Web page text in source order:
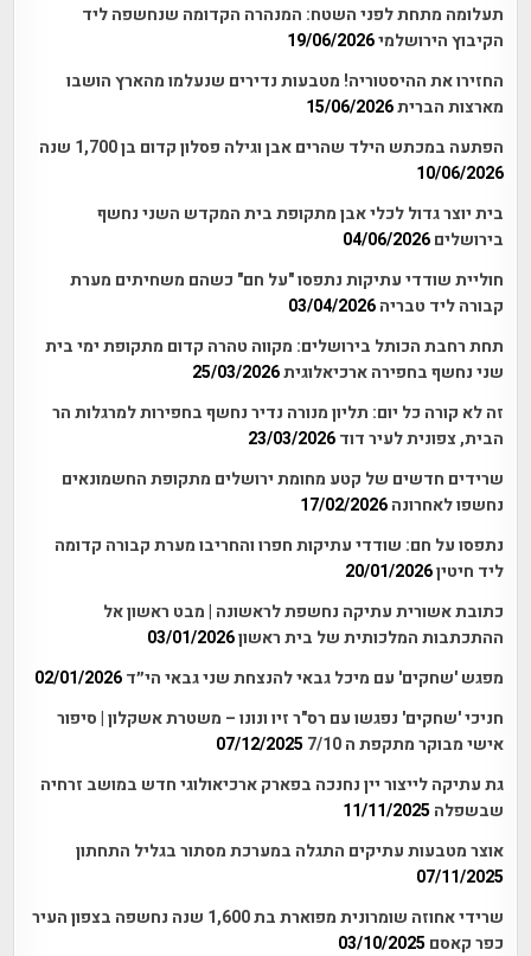
תעלומה מתחת לפני השטח: המנהרה הקדומה שנחשפה ליד
הקיבוץ הירושלמי19/06/2026
החזירו את ההיסטוריה! מטבעות נדירים שנעלמו מהארץ הושבו
מארצות הברית15/06/2026
הפתעה במכתש הילד שהרים אבן וגילה פסלון קדום בן 1,700 שנה
10/06/2026
בית יוצר גדול לכלי אבן מתקופת בית המקדש השני נחשף
בירושלים 04/06/2026
חוליית שודדי עתיקות נתפסו "על חם" כשהם משחיתים מערת
קבורה ליד טבריה 03/04/2026
תחת רחבת הכותל בירושלים: מקווה טהרה קדום מתקופת ימי בית
שני נחשף בחפירה ארכיאלוגית25/03/2026
זה לא קורה כל יום: תליון מנורה נדיר נחשף בחפירות למרגלות הר
הבית, צפונית לעיר דוד 23/03/2026
שרידים חדשים של קטע מחומת ירושלים מתקופת החשמונאים
נחשפו לאחרונה 17/02/2026
נתפסו על חם: שודדי עתיקות חפרו והחריבו מערת קבורה קדומה
ליד חיטין20/01/2026
כתובת אשורית עתיקה נחשפת לראשונה | מבט ראשון אל
ההתכתבות המלכותית של בית ראשון03/01/2026
מפגש 'שחקים' עם מיכל גבאי להנצחת שני גבאי הי״ד 02/01/2026
חניכי 'שחקים' נפגשו עם רס"ר זיו ונונו – משטרת אשקלון | סיפור
אישי מבוקר מתקפת ה 7/10
07/12/2025
גת עתיקה לייצור יין נחנכה בפארק ארכיאולוגי חדש במושב זרחיה
שבשפלה 11/11/2025
אוצר מטבעות עתיקים התגלה במערכת מסתור בגליל התחתון
07/11/2025
שרידי אחוזה שומרונית מפוארת בת 1,600 שנה נחשפה בצפון העיר
כפר קאסם 03/10/2025